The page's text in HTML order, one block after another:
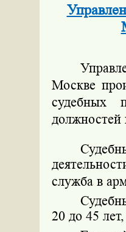
Москве
судебных
должностей
служба в
20 до 45